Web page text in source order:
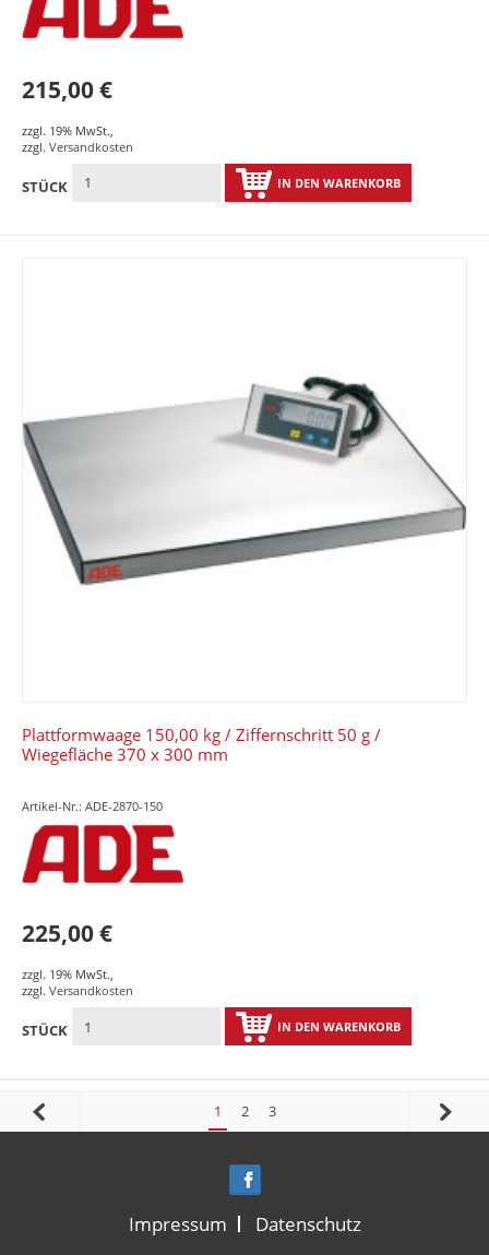
215,00 €
zzgl. 19% MwSt.
zzgl. Versandkosten
STÜCK IN DEN WARENKORB
Plattformwaage 150,00 kg / Ziffernschritt 50 g /
Wiegefläche 370 x 300 mm
Artikel-Nr.: ADE-2870-150
225,00 €
zzgl. 19% MwSt.,
zzgl. Versandkosten
STÜCK IN DEN WARENKORB
1 2 3
Impressum Datenschutz